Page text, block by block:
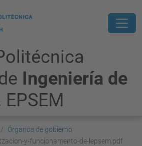
Ingeniería de
EPSEM
Órganos de gobierno
y-funcionamento-de-lepsem.pdf